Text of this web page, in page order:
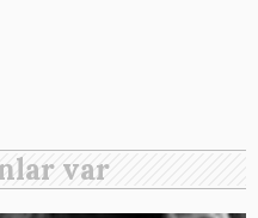
var